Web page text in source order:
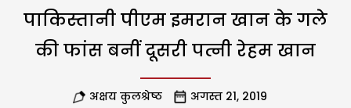
पाकिस्तानी पीएम इमरान खान के गले
की फांस बनीं दूसरी पत्नी रेहम खान
अक्षय कुलश्रेष्ठ अगस्त 21, 2019